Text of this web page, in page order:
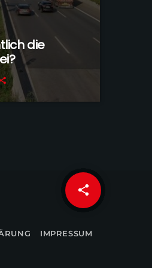
share
email
die
IMPRESSUM